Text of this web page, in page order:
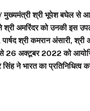
श्री भूपेश बघेल से आज
अमरिंदर को उनकी इस
श्री कमरान अंसारी,
26 अक्टूबर 2022 को
सिंह ने भारत का